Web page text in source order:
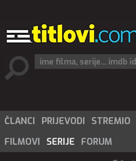
ČLANCI PRIJEVODI STREMIO
FILMOVI
SERIJE FORUM